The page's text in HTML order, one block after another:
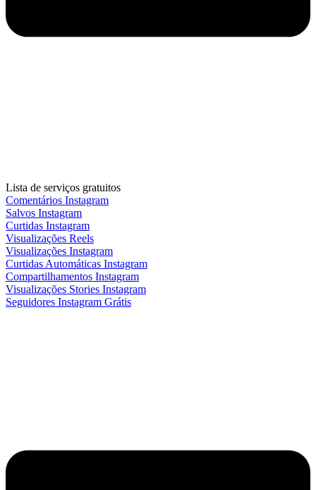
Lista de serviços gratuitos
Comentários Instagram
Salvos Instagram
Curtidas Instagram
Visualizações Reels
Visualizações Instagram
Curtidas Automáticas Instagram
Compartilhamentos Instagram
Visualizações Stories Instagram
Seguidores Instagram Grátis